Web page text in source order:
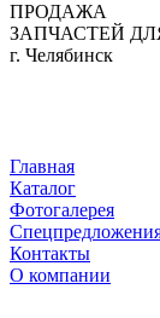
ПРОДАЖА
ЗАПЧАСТЕЙ
г. Челябинск
Главная
Каталог
Фотогалерея
Контакты
О компании